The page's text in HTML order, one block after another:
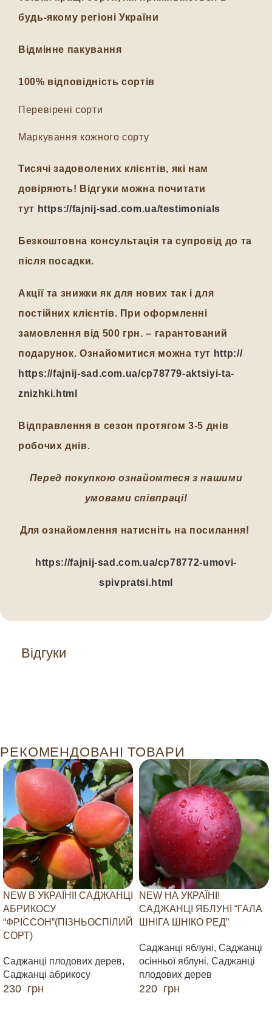
Відгуки
будь-якому регіоні України
Відмінне пакування
100% відповідність сортів
Перевірені сорти
Маркування кожного сорту
Тисячі задоволених клієнтів, які нам
довіряють! Відгуки можна почитати
тут https://fajnij-sad.com.ua/testimonials
Безкоштовна консультація та супровід до та
після посадки.
Акції та знижки як для нових так і для
постійних клієнтів. При оформленні
замовлення від 500 грн. – гарантований
подарунок. Ознайомитися можна тут http://
https://fajnij-sad.com.ua/cp78779-aktsiyi-ta-
znizhki.html
Відправлення в сезон протягом 3-5 днів
робочих днів.
Перед покупкою ознайомтеся з нашими
умовами співпраці!
Для ознайомлення натисніть на посилання!
https://fajnij-sad.com.ua/cp78772-umovi-
spivpratsi.html
РЕКОМЕНДОВАНІ ТОВАРИ
NEW В УКРАЇНІ! САДЖАНЦІ
АБРИКОСУ
“ФРІССОН”(ПІЗНЬОСПІЛИЙ
СОРТ)
Саджанці плодових дерев,
Саджанці абрикосу
230 грн
NEW НА УКРАЇНІ!
САДЖАНЦІ ЯБЛУНІ “ГАЛА
ШНІГА ШНІКО РЕД”
Саджанці яблуні, Саджанці
осінньої яблуні, Саджанці
плодових дерев
220 грн